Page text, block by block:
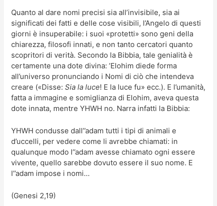
Quanto al dare nomi precisi sia all’invisibile, sia ai
significati dei fatti e delle cose visibili, l’Angelo di questi
giorni è insuperabile: i suoi «protetti» sono geni della
chiarezza, filosofi innati, e non tanto cercatori quanto
scopritori di verità. Secondo la Bibbia, tale genialità è
certamente una dote divina: ’Elohim diede forma
all’universo pronunciando i Nomi di ciò che intendeva
creare («Disse:Sia la luce! E la luce fu» ecc.). E l’umanità,
fatta a immagine e somiglianza di Elohim, aveva questa
dote innata, mentre YHWH no. Narra infatti la Bibbia:
YHWH condusse dall’’adam tutti i tipi di animali e
d’uccelli, per vedere come li avrebbe chiamati: in
qualunque modo l’’adam avesse chiamato ogni essere
vivente, quello sarebbe dovuto essere il suo nome. E
l’’adam impose i nomi…
(Genesi 2,19)